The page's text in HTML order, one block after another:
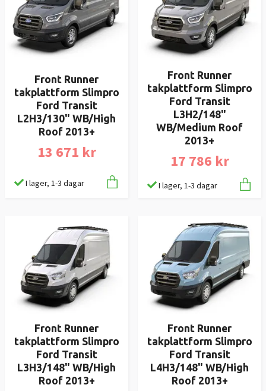
Front Runner
takplattform Slimpro
Ford Transit
L2H3/130" WB/High
Roof 2013+
13 671 kr
I lager, 1-3 dagar
Front Runner
takplattform Slimpro
Ford Transit
L3H2/148"
WB/Medium Roof
2013+
17 786 kr
I lager, 1-3 dagar
Front Runner
takplattform Slimpro
Ford Transit
L3H3/148" WB/High
Roof 2013+
Front Runner
takplattform Slimpro
Ford Transit
L4H3/148" WB/High
Roof 2013+